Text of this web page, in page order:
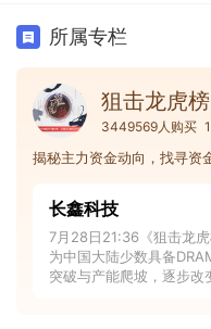
所属专栏
狙击龙虎榜
3449569人购买
揭秘主力资金动向，找寻资
长鑫科技
7月28日21:36《狙击龙
为中国大陆少数具备
突破与产能爬坡，逐步改